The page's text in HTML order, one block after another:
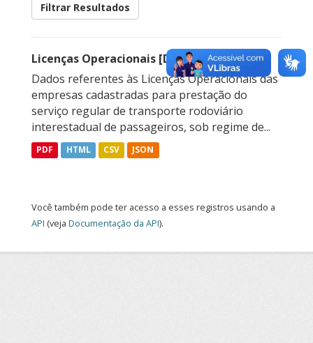
Filtrar Resultados
Licenças Operacionais [Descontinuado]
Dados referentes às Licenças Operacionais das
empresas cadastradas para prestação do
serviço regular de transporte rodoviário
interestadual de passageiros, sob regime de...
PDF HTML CSV JSON
Você também pode ter acesso a esses registros usando a
API (veja Documentação da API).